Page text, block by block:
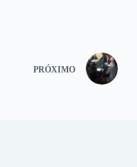
PRÓXIMO